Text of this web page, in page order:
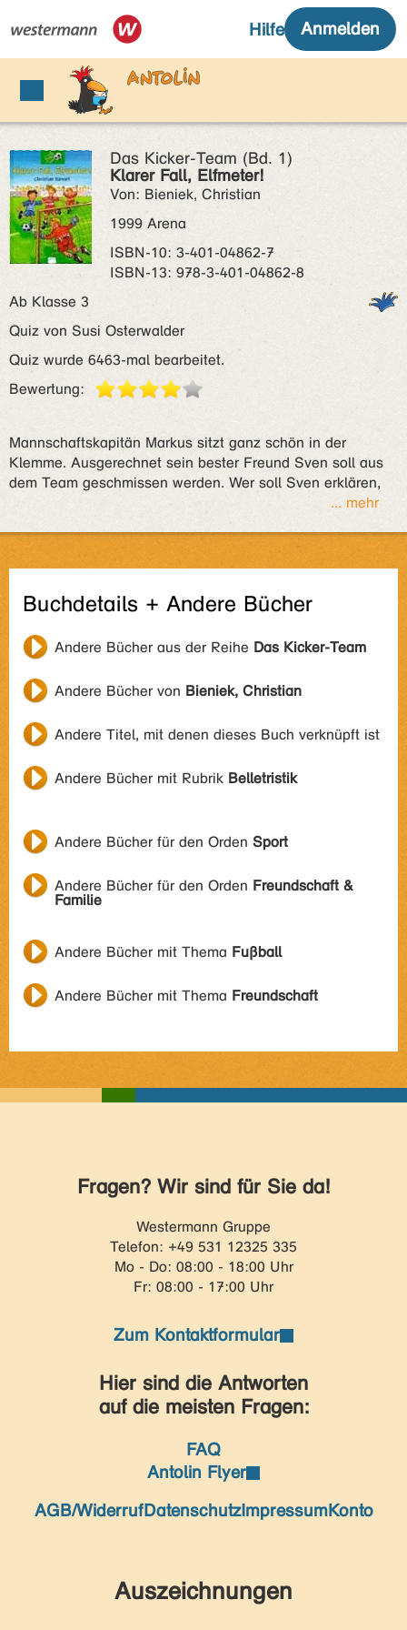
Das Kicker-Team (Bd. 1)
Klarer Fall, Elfmeter!
Von: Bieniek, Christian
1999 Arena
ISBN‑10: 3-401-04862-7
ISBN‑13: 978-3-401-04862-8
Ab Klasse 3
Quiz von Susi Osterwalder
Quiz wurde 6463-mal bearbeitet.
Bewertung:
Mannschaftskapitän Markus sitzt ganz schön in der
Klemme. Ausgerechnet sein bester Freund Sven soll aus
dem Team geschmissen werden. Wer soll Sven erklären,
... mehr
Buchdetails + Andere Bücher
Andere Bücher aus der Reihe Das Kicker-Team
Andere Bücher von Bieniek, Christian
Andere Titel, mit denen dieses Buch verknüpft ist
Andere Bücher mit Rubrik Belletristik
Andere Bücher für den Orden Sport
Andere Bücher für den Orden Freundschaft &
Familie
Andere Bücher mit Thema Fußball
Andere Bücher mit Thema Freundschaft